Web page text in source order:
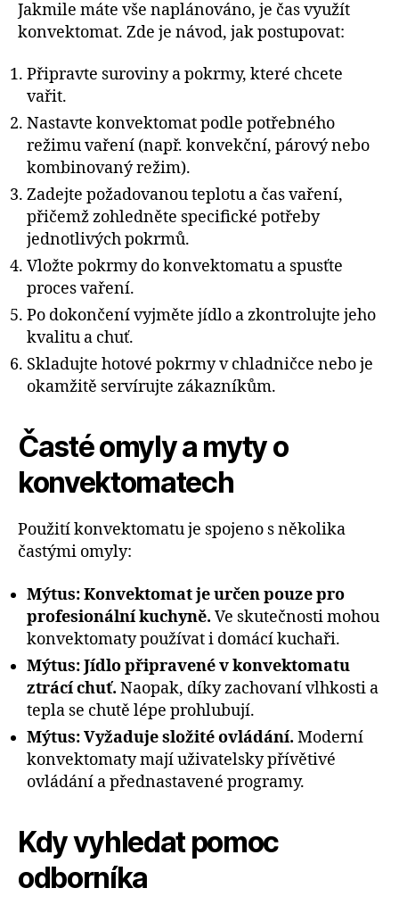
Jakmile máte vše naplánováno, je čas využít
konvektomat. Zde je návod, jak postupovat:
Připravte suroviny a pokrmy, které chcete
vařit.
Nastavte konvektomat podle potřebného
režimu vaření (např. konvekční, párový nebo
kombinovaný režim).
Zadejte požadovanou teplotu a čas vaření,
přičemž zohledněte specifické potřeby
jednotlivých pokrmů.
Vložte pokrmy do konvektomatu a spusťte
proces vaření.
Po dokončení vyjměte jídlo a zkontrolujte jeho
kvalitu a chuť.
Skladujte hotové pokrmy v chladničce nebo je
okamžitě servírujte zákazníkům.
Časté omyly a myty o
konvektomatech
Použití konvektomatu je spojeno s několika
častými omyly:
Mýtus: Konvektomat je určen pouze pro
profesionální kuchyně. Ve skutečnosti mohou
konvektomaty používat i domácí kuchaři.
Mýtus: Jídlo připravené v konvektomatu
ztrácí chuť. Naopak, díky zachovaní vlhkosti a
tepla se chutě lépe prohlubují.
Mýtus: Vyžaduje složité ovládání. Moderní
konvektomaty mají uživatelsky přívětivé
ovládání a přednastavené programy.
Kdy vyhledat pomoc
odborníka